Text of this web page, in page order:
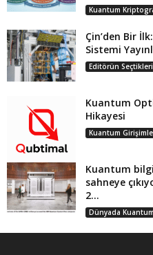
Kuantum
Çin’den Bir
Sistemi
Editörün Seçtikleri
Kuantum
Hikayesi
Kuantum
Kuantum
sahneye
2...
Dünyada